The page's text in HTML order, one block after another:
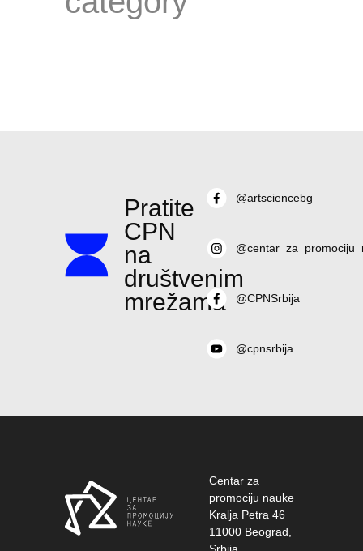
Pratite
CPN
na
društvenim
mrežama
@artsciencebg
@CPNSrbija
@cpnsrbija
Centar za
promociju nauke
Kralja Petra 46
11000 Beograd,